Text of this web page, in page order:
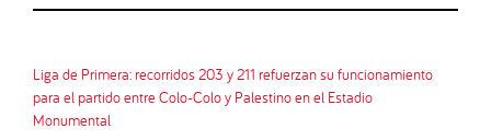
Liga de Primera: recorridos 203 y 211 refuerzan su funcionamiento
para el partido entre Colo-Colo y Palestino en el Estadio
Monumental